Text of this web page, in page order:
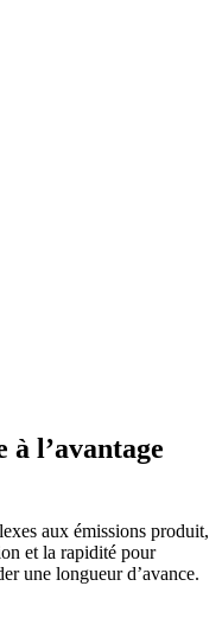
à l’avantage
aux émissions produit,
et la rapidité pour
une longueur d’avance.